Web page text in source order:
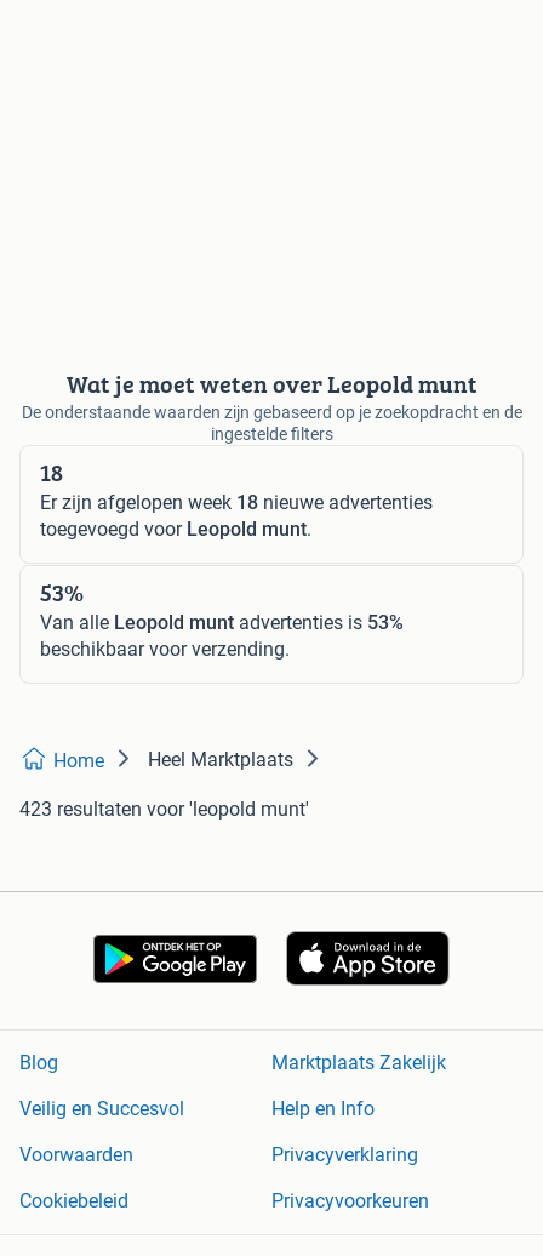
Wat je moet weten over Leopold munt
De onderstaande waarden zijn gebaseerd op je zoekopdracht en de
ingestelde filters
18
Er zijn afgelopen week 18 nieuwe advertenties
toegevoegd voor Leopold munt.
53%
Van alle Leopold munt advertenties is 53%
beschikbaar voor verzending.
Home Heel Marktplaats
423 resultaten voor 'leopold munt'
Blog
Marktplaats Zakelijk
Veilig en Succesvol
Help en Info
Voorwaarden
Privacyverklaring
Cookiebeleid
Privacyvoorkeuren